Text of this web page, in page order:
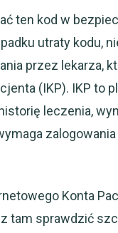
ten kod w
utraty kodu,
przez lekarza,
(IKP). IKP to
leczenia,
Konta
tam sprawdzić